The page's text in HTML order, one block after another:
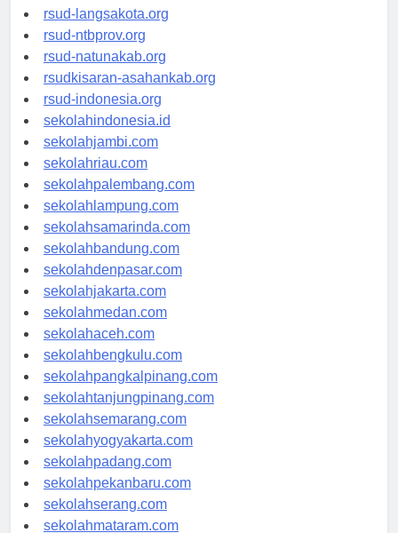
rsudtpi-kepriprov.org
rsud-langsakota.org
rsud-ntbprov.org
rsud-natunakab.org
rsudkisaran-asahankab.org
rsud-indonesia.org
sekolahindonesia.id
sekolahjambi.com
sekolahriau.com
sekolahpalembang.com
sekolahlampung.com
sekolahsamarinda.com
sekolahbandung.com
sekolahdenpasar.com
sekolahjakarta.com
sekolahmedan.com
sekolahaceh.com
sekolahbengkulu.com
sekolahpangkalpinang.com
sekolahtanjungpinang.com
sekolahsemarang.com
sekolahyogyakarta.com
sekolahpadang.com
sekolahpekanbaru.com
sekolahserang.com